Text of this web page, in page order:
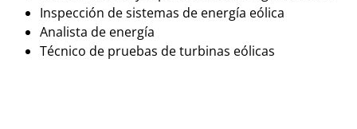
Inspección de sistemas de energía eólica
Analista de energía
Técnico de pruebas de turbinas eólicas